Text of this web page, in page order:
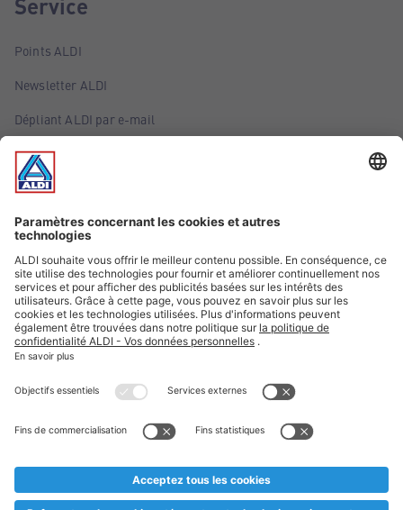
Points ALDI
Newsletter ALDI
Dépliant ALDI par e-mail
Offres
Infos essentielles
Suivez ALDI Belgique
Textes marqués d'un astérisque et mentions légales
* Nous vendons ces articles temporairement et jusqu'à
au cas où, malgré le planning bien étudié, nous serions
prématurément en rupture de stock. Prix Recupel et TVA incl.
** Sur ce site, l’utilisation de la forme masculine a été adoptée